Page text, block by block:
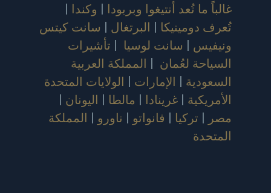
غالباً ما تُعد أنتيغوا وبربودا | وكندا |
تُعرف دومينيكا | البرتغال | سانت كيتس
ونيفيس | سانت لوسيا | تأشيرات
السياحة لعُمان | المملكة العربية
السعودية | الإمارات | الولايات المتحدة
الأمريكية | غرينادا | مالطا | اليونان |
مصر | تركيا | فانواتو | ناورو | المملكة
المتحدة